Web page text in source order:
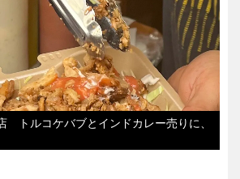
トルコケバブとインドカレー売りに、